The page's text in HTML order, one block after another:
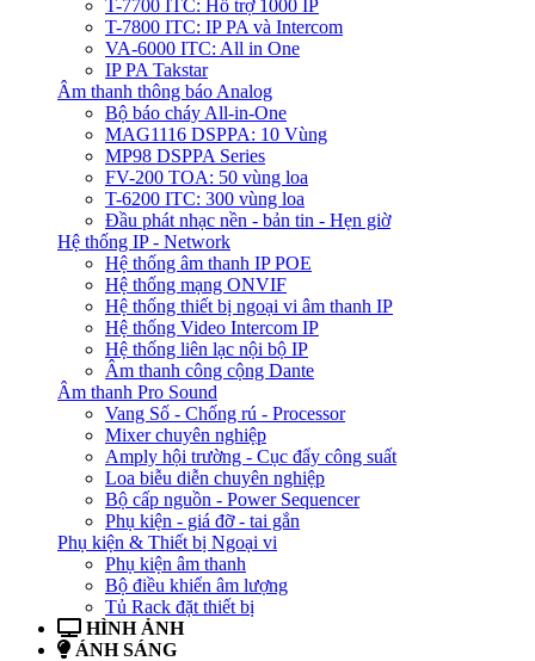
T-7700 ITC: Hỗ trợ 1000 IP
T-7800 ITC: IP PA và Intercom
VA-6000 ITC: All in One
IP PA Takstar
Âm thanh thông báo Analog
Bộ báo cháy All-in-One
MAG1116 DSPPA: 10 Vùng
MP98 DSPPA Series
FV-200 TOA: 50 vùng loa
T-6200 ITC: 300 vùng loa
Đầu phát nhạc nền - bản tin - Hẹn giờ
Hệ thống IP - Network
Hệ thống âm thanh IP POE
Hệ thống mạng ONVIF
Hệ thống thiết bị ngoại vi âm thanh IP
Hệ thống Video Intercom IP
Hệ thống liên lạc nội bộ IP
Âm thanh công cộng Dante
Âm thanh Pro Sound
Vang Số - Chống rú - Processor
Mixer chuyên nghiệp
Amply hội trường - Cục đẩy công suất
Loa biễu diễn chuyên nghiệp
Bộ cấp nguồn - Power Sequencer
Phụ kiện - giá đỡ - tai gắn
Phụ kiện & Thiết bị Ngoại vi
Phụ kiện âm thanh
Bộ điều khiển âm lượng
Tủ Rack đặt thiết bị
HÌNH ẢNH
ÁNH SÁNG